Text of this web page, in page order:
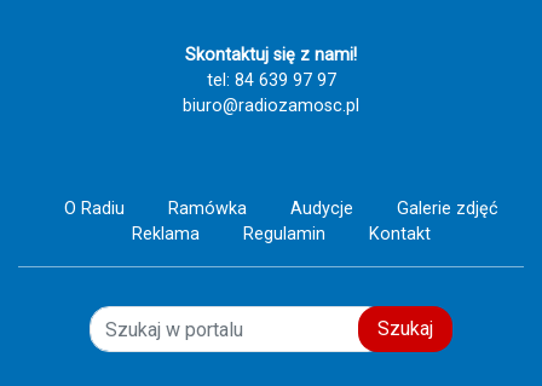
Skontaktuj się z nami!
tel: 84 639 97 97
biuro@radiozamosc.pl
O Radiu Ramówka Audycje
Galerie zdjęć
Reklama
Regulamin Kontakt
Szukaj